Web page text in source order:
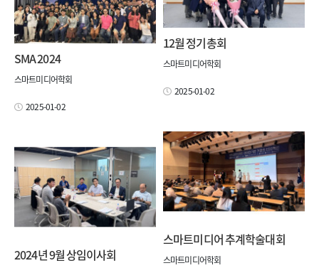
12월 정기총회
스마트미디어학회
2025-01-02
SMA 2024
스마트미디어학회
2025-01-02
스마트미디어 추계학술대회
스마트미디어학회
2024년 9월 상임이사회